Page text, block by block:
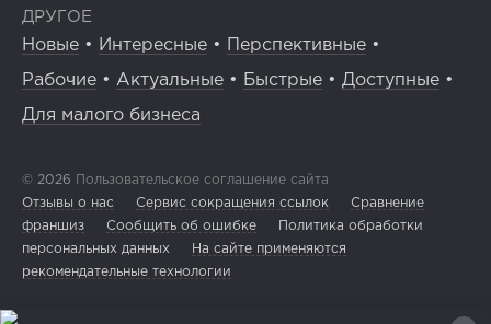
ДРУГОЕ
Новые • Интересные • Перспективные •
Рабочие • Актуальные • Быстрые • Доступные •
Для малого бизнеса
© 2026 Пользовательское соглашение сайта
Отзывы о нас
Сервис сокращения ссылок
Сравнение
франшиз
Сообщить об ошибке
Политика обработки
персональных данных
На сайте применяются
рекомендательные технологии